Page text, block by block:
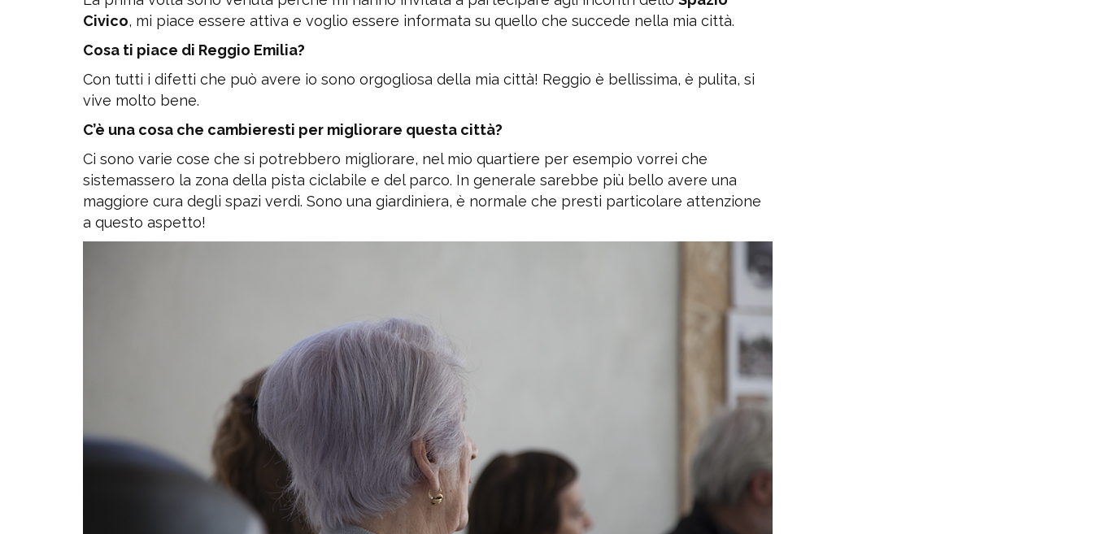
Civico, mi piace essere attiva e voglio essere informata su quello che succede nella mia città.
Cosa ti piace di Reggio Emilia?
Con tutti i difetti che può avere io sono orgogliosa della mia città! Reggio è bellissima, è pulita, si
vive molto bene.
C’è una cosa che cambieresti per migliorare questa città?
Ci sono varie cose che si potrebbero migliorare, nel mio quartiere per esempio vorrei che
sistemassero la zona della pista ciclabile e del parco. In generale sarebbe più bello avere una
maggiore cura degli spazi verdi. Sono una giardiniera, è normale che presti particolare attenzione
a questo aspetto!